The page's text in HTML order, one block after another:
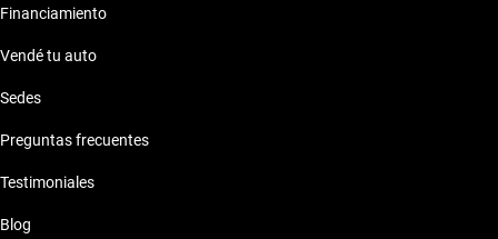
Financiamiento
Vendé tu auto
Sedes
Preguntas frecuentes
Testimoniales
Blog